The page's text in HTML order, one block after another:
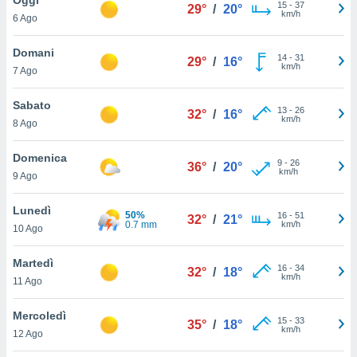
è
al sito
di
ci
di
il
un
la
nella
6 Ago
29° / 20° 15- 37
km/h
Domani
7 Ago
29° / 16° 14- 31
km/h
Sabato
8 Ago
32° / 16° 13- 26
km/h
Domenica
9 Ago
36° / 20° 9- 26
km/h
Lunedì
10 Ago
50%
0.7 mm
32° / 21° 16- 51
km/h
Martedì
11 Ago
32° / 18° 16- 34
km/h
Mercoledì
12 Ago
35° / 18° 15- 33
km/h